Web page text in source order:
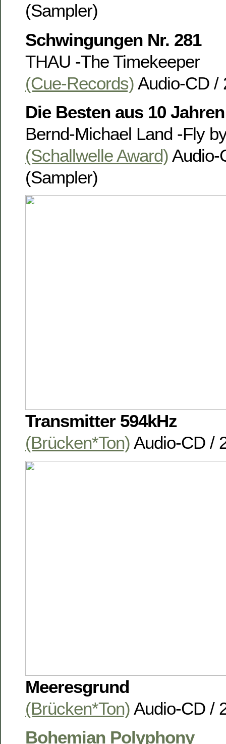
(Sampler)
Schwingungen Nr. 281
THAU -The Timekeeper
(Cue-Records) Audio-CD /
Die Besten aus 10 Jahren
Bernd-Michael Land -Fly
(Schallwelle Award) Audio-
(Sampler)
Transmitter 594kHz
(Brücken*Ton) Audio-CD /
Meeresgrund
(Brücken*Ton) Audio-CD /
Bohemian Polyphony